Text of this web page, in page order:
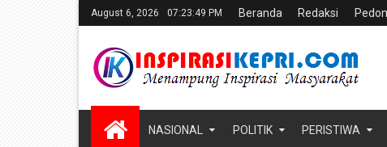
August 6, 2026 07:23:50 PM Beranda Redaksi
NASIONAL POLITIK PERISTIWA